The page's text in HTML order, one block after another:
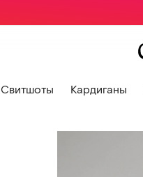
Свитшоты Кардиганы